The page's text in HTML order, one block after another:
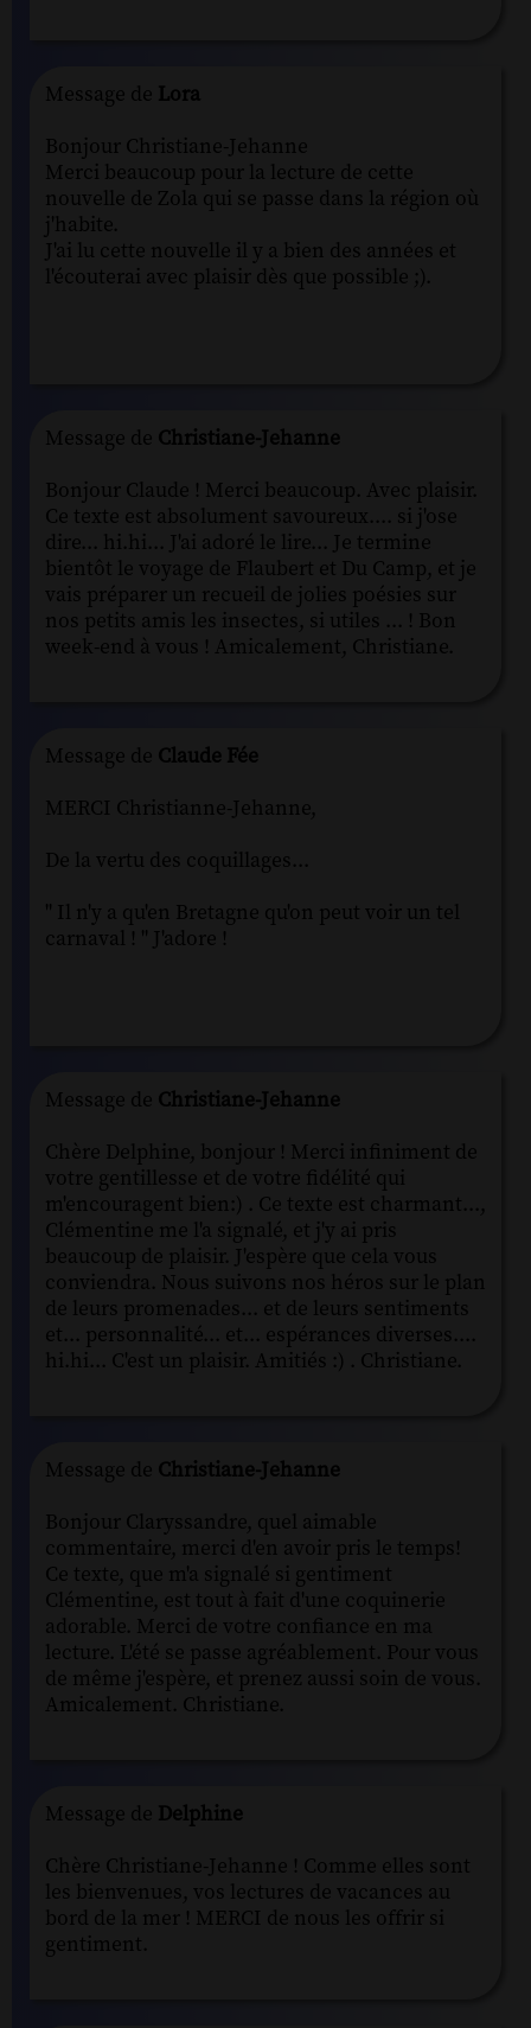
Message de Lora
Bonjour Christiane-Jehanne
Merci beaucoup pour la lecture de cette
nouvelle de Zola qui se passe dans la région où
j'habite.
J'ai lu cette nouvelle il y a bien des années et
l'écouterai avec plaisir dès que possible ;).
Message de Christiane-Jehanne
Bonjour Claude ! Merci beaucoup. Avec plaisir.
Ce texte est absolument savoureux.... si j'ose
dire... hi.hi... J'ai adoré le lire... Je termine
bientôt le voyage de Flaubert et Du Camp, et je
vais préparer un recueil de jolies poésies sur
nos petits amis les insectes, si utiles ... ! Bon
week-end à vous ! Amicalement, Christiane.
Message de Claude Fée
MERCI Christianne-Jehanne,
De la vertu des coquillages...
" Il n'y a qu'en Bretagne qu'on peut voir un tel
carnaval ! " J'adore !
Message de Christiane-Jehanne
Chère Delphine, bonjour ! Merci infiniment de
votre gentillesse et de votre fidélité qui
m'encouragent bien:) . Ce texte est charmant...,
Clémentine me l'a signalé, et j'y ai pris
beaucoup de plaisir. J'espère que cela vous
conviendra. Nous suivons nos héros sur le plan
de leurs promenades... et de leurs sentiments
et... personnalité... et... espérances diverses....
hi.hi... C'est un plaisir. Amitiés :) . Christiane.
Message de Christiane-Jehanne
Bonjour Claryssandre, quel aimable
commentaire, merci d'en avoir pris le temps!
Ce texte, que m'a signalé si gentiment
Clémentine, est tout à fait d'une coquinerie
adorable. Merci de votre confiance en ma
lecture. L'été se passe agréablement. Pour vous
de même j'espère, et prenez aussi soin de vous.
Amicalement. Christiane.
Message de Delphine
Chère Christiane-Jehanne ! Comme elles sont
les bienvenues, vos lectures de vacances au
bord de la mer ! MERCI de nous les offrir si
gentiment.